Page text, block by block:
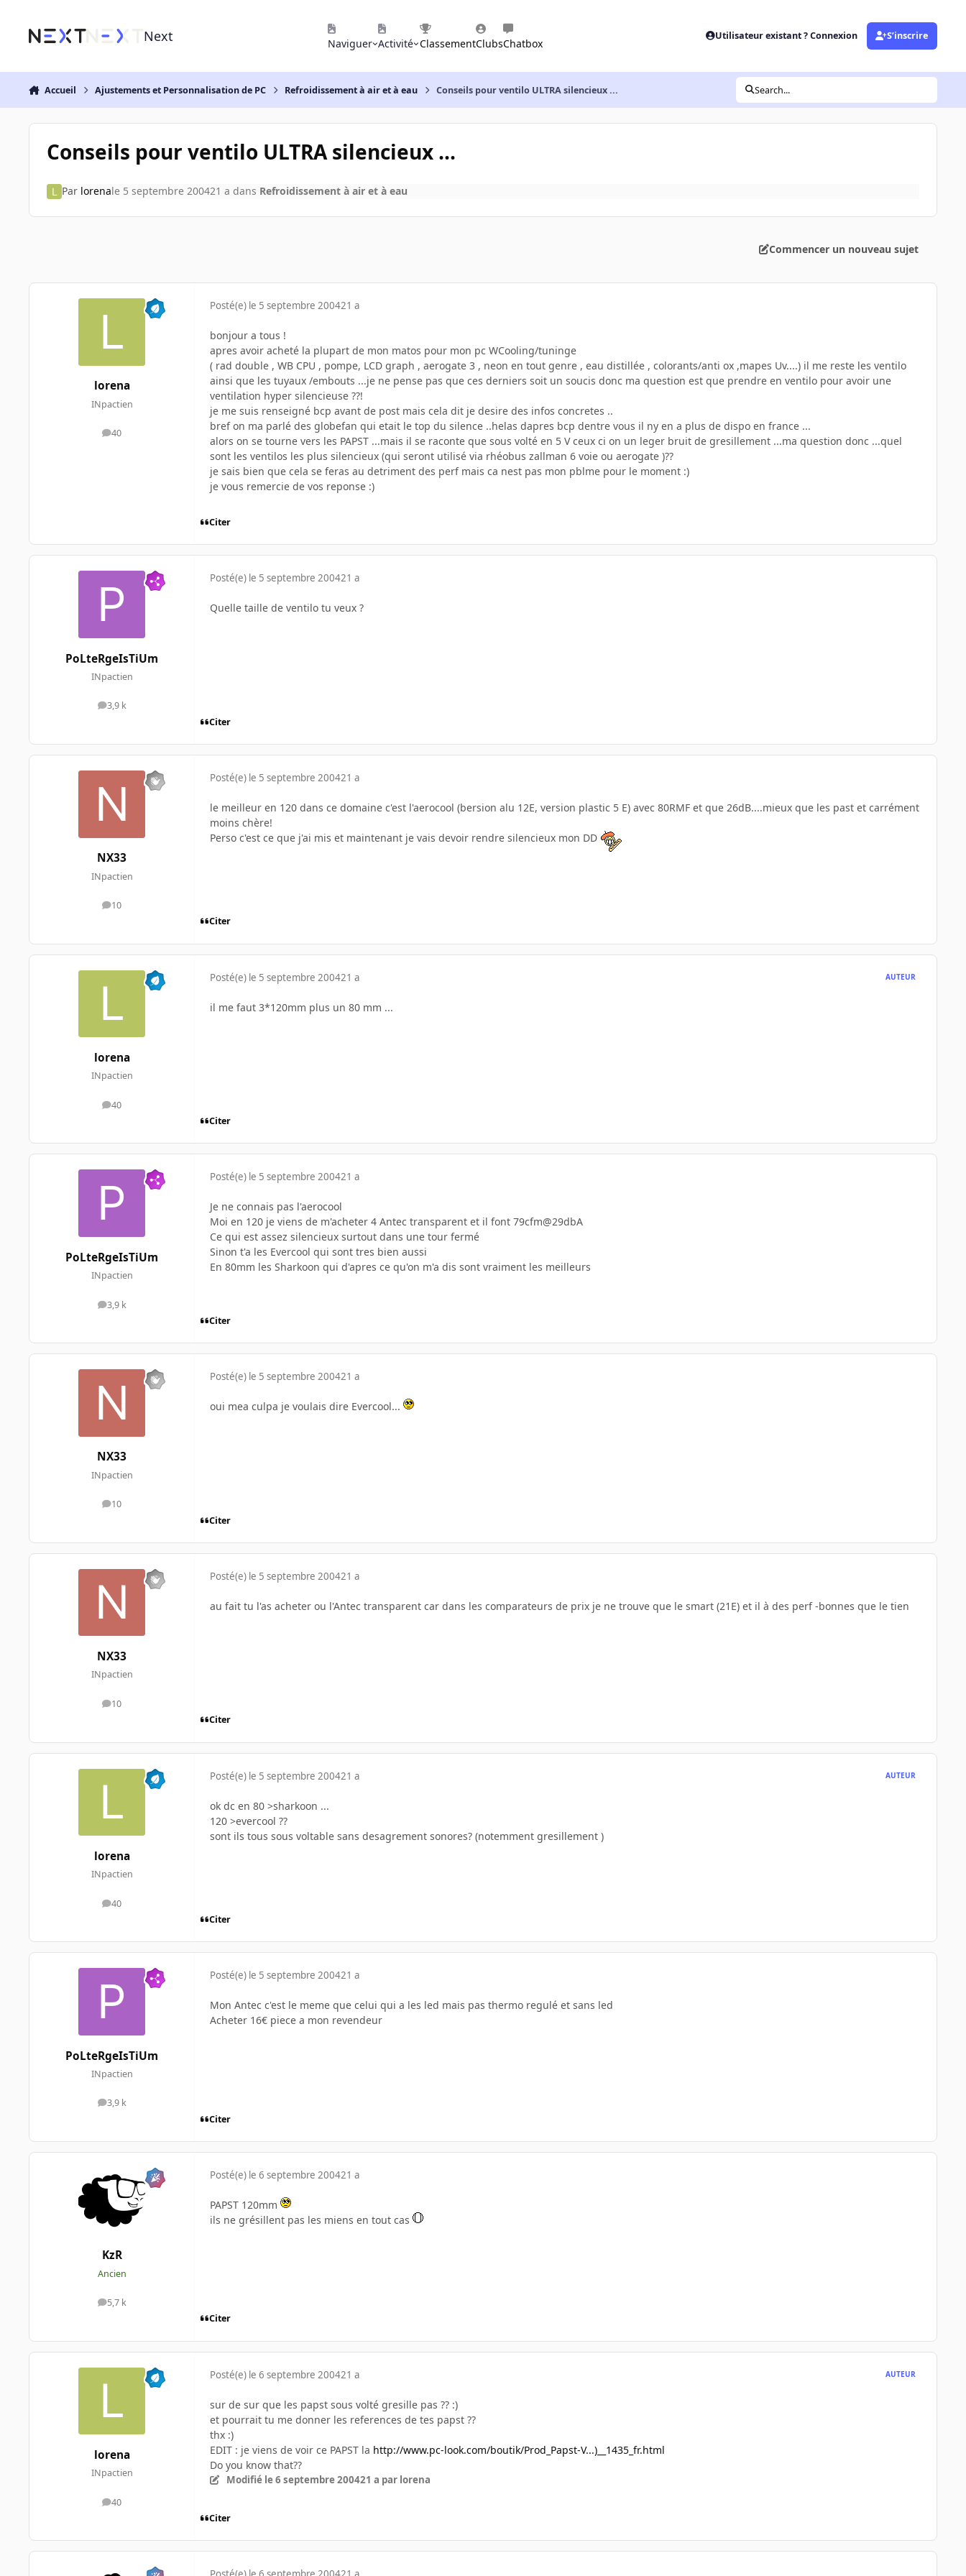
Next Naviguer Activité ClassementClubsChatbox
Utilisateur existant ? Connexion S’inscrire
Accueil Ajustements et Personnalisation de PC Refroidissement à air et à eau Conseils pour ventilo ULTRA silencieux ... Search...
Conseils pour ventilo ULTRA silencieux ...
Par lorenale 5 septembre 200421 a dans Refroidissement à air et à eau
Commencer un nouveau sujet
lorena
INpactien
40
messages
Posté(e) le 5 septembre 200421 a
bonjour a tous !
apres avoir acheté la plupart de mon matos pour mon pc WCooling/tuninge
( rad double , WB CPU , pompe, LCD graph , aerogate 3 , neon en tout genre , eau distillée , colorants/anti ox ,mapes Uv....) il me reste les ventilo
ainsi que les tuyaux /embouts ...je ne pense pas que ces derniers soit un soucis donc ma question est que prendre en ventilo pour avoir une
ventilation hyper silencieuse ??!
je me suis renseigné bcp avant de post mais cela dit je desire des infos concretes ..
bref on ma parlé des globefan qui etait le top du silence ..helas dapres bcp dentre vous il ny en a plus de dispo en france ...
alors on se tourne vers les PAPST ...mais il se raconte que sous volté en 5 V ceux ci on un leger bruit de gresillement ...ma question donc ...quel
sont les ventilos les plus silencieux (qui seront utilisé via rhéobus zallman 6 voie ou aerogate )??
je sais bien que cela se feras au detriment des perf mais ca nest pas mon pblme pour le moment :)
je vous remercie de vos reponse :)
Citer
PoLteRgeIsTiUm
INpactien
3,9 k
messages
Posté(e) le 5 septembre 200421 a
Quelle taille de ventilo tu veux ?
Citer
NX33
INpactien
10
messages
Posté(e) le 5 septembre 200421 a
le meilleur en 120 dans ce domaine c'est l'aerocool (bersion alu 12E, version plastic 5 E) avec 80RMF et que 26dB....mieux que les past et carrément
moins chère!
Perso c'est ce que j'ai mis et maintenant je vais devoir rendre silencieux mon DD
Citer
lorena
INpactien
40
messages
Posté(e) le 5 septembre 200421 a AUTEUR
il me faut 3*120mm plus un 80 mm ...
Citer
PoLteRgeIsTiUm
INpactien
3,9 k
messages
Posté(e) le 5 septembre 200421 a
Je ne connais pas l'aerocool
Moi en 120 je viens de m'acheter 4 Antec transparent et il font 79cfm@29dbA
Ce qui est assez silencieux surtout dans une tour fermé
Sinon t'a les Evercool qui sont tres bien aussi
En 80mm les Sharkoon qui d'apres ce qu'on m'a dis sont vraiment les meilleurs
Citer
NX33
INpactien
10
messages
Posté(e) le 5 septembre 200421 a
oui mea culpa je voulais dire Evercool...
Citer
NX33
INpactien
10
messages
Posté(e) le 5 septembre 200421 a
au fait tu l'as acheter ou l'Antec transparent car dans les comparateurs de prix je ne trouve que le smart (21E) et il à des perf -bonnes que le tien
Citer
lorena
INpactien
40
messages
Posté(e) le 5 septembre 200421 a AUTEUR
ok dc en 80 >sharkoon ...
120 >evercool ??
sont ils tous sous voltable sans desagrement sonores? (notemment gresillement )
Citer
PoLteRgeIsTiUm
INpactien
3,9 k
messages
Posté(e) le 5 septembre 200421 a
Mon Antec c'est le meme que celui qui a les led mais pas thermo regulé et sans led
Acheter 16€ piece a mon revendeur
Citer
KzR
Ancien
5,7 k
messages
Posté(e) le 6 septembre 200421 a
PAPST 120mm
ils ne grésillent pas les miens en tout cas
Citer
lorena
INpactien
40
messages
Posté(e) le 6 septembre 200421 a AUTEUR
sur de sur que les papst sous volté gresille pas ?? :)
et pourrait tu me donner les references de tes papst ??
thx :)
EDIT : je viens de voir ce PAPST la http://www.pc-look.com/boutik/Prod_Papst-V...)__1435_fr.html
Do you know that??
Modifié le 6 septembre 200421 a par lorena
Citer